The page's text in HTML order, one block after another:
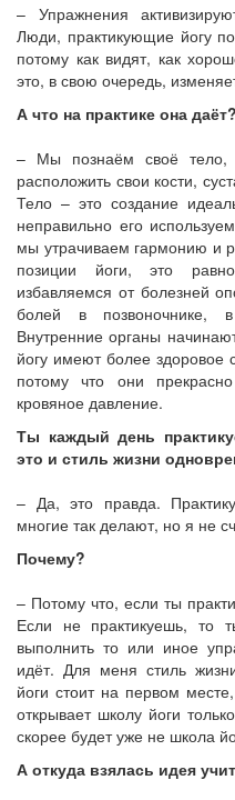
– Упражнения
Люди, практикующие йогу
потому как видят, как
это, в свою очередь,
А что на практике она даёт?
– Мы познаём своё тело,
расположить свои кости,
Тело – это создание
неправильно его
мы утрачиваем гармонию и
позиции йоги, это
избавляемся от болезней
болей в позвоночнике,
Внутренние органы
йогу имеют более здоровое
потому что они
кровяное давление.
Ты каждый день
это и стиль жизни
– Да, это правда.
многие так делают, но я не
Почему?
– Потому что, если ты
Если не практикуешь, то
выполнить то или иное
идёт. Для меня стиль
йоги стоит на первом
открывает школу йоги
скорее будет уже не школа
А откуда взялась идея